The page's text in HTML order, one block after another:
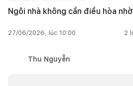
Ngôi nhà không cần điều hòa
27/06/2026, lúc 10:00 2
Thu Nguyễn